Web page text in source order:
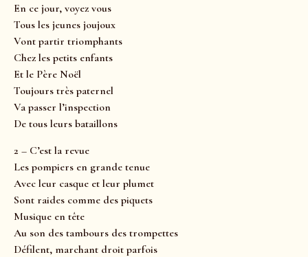
En ce jour, voyez vous
Tous les jeunes joujoux
Vont partir triomphants
Chez les petits enfants
Et le Père Noël
Toujours très paternel
Va passer l’inspection
De tous leurs bataillons
2 – C’est la revue
Les pompiers en grande tenue
Avec leur casque et leur plumet
Sont raides comme des piquets
Musique en tête
Au son des tambours des trompettes
Défilent, marchant droit parfois